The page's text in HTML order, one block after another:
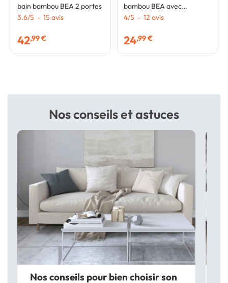
bain bambou BEA 2 portes
3.6/5 - 15 avis
42,99 €
bambou BEA avec
étagères
4/5 - 12 avis
24,99 €
Nos conseils et astuces
Nos conseils pour bien choisir son